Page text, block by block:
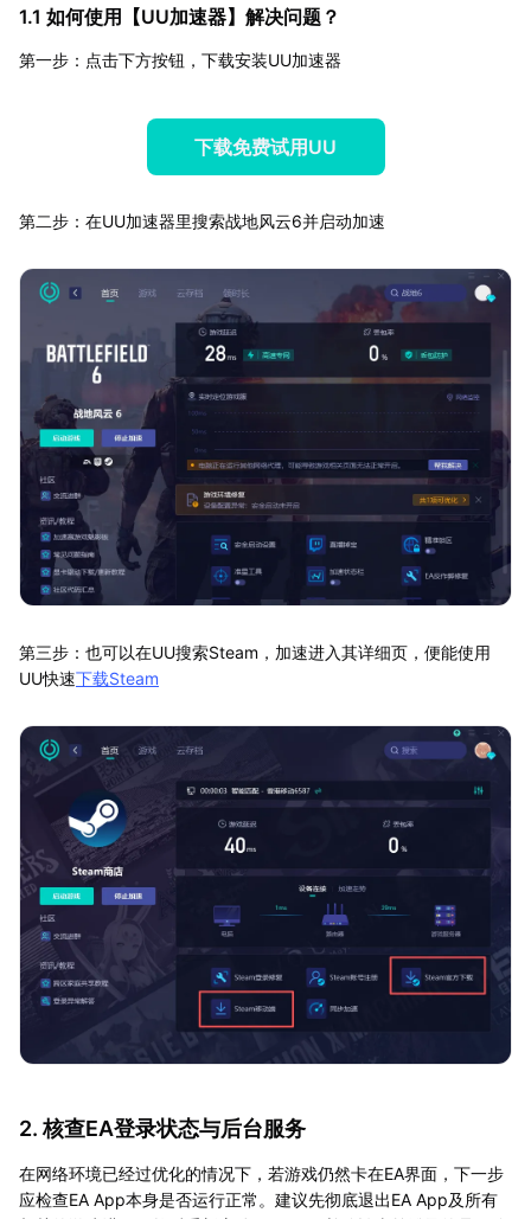
1.1 如何使用【UU加速器】解决问题？
第一步：点击下方按钮，下载安装UU加速器
下载免费试用UU
第二步：在UU加速器里搜索战地风云6并启动加速
第三步：也可以在UU搜索Steam，加速进入其详细页，便能使用
UU快速下载Steam
2. 核查EA登录状态与后台服务
在网络环境已经过优化的情况下，若游戏仍然卡在EA界面，下一步
应检查EA App本身是否运行正常。建议先彻底退出EA App及所有